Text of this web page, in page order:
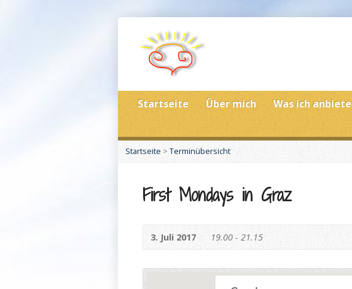
Startseite Über mich Was ich anbiete
Startseite>Terminübersicht
First Mondays in Graz
3. Juli 2017 19.00 - 21.15